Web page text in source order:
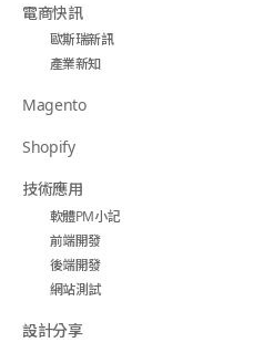
電商快訊
歐斯瑞新訊
產業新知
Magento
Shopify
技術應用
軟體PM小記
前端開發
後端開發
網站測試
設計分享